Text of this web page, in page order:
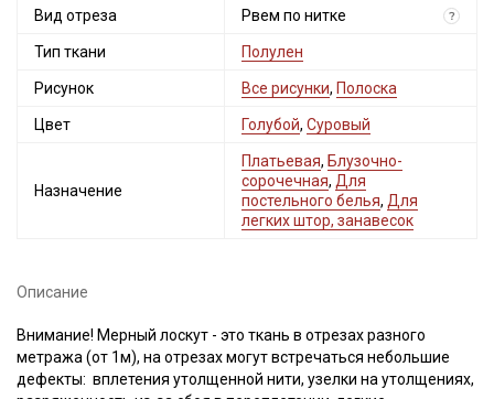
Вид отреза Рвем по нитке ?
Тип ткани Полулен
Рисунок Все рисунки, Полоска
Цвет Голубой, Суровый
Назначение
Платьевая, Блузочно-
сорочечная, Для
постельного белья, Для
легких штор, занавесок
Описание
Внимание! Мерный лоскут - это ткань в отрезах разного
метража (от 1м), на отрезах могут встречаться небольшие
дефекты: вплетения утолщенной нити, узелки на утолщениях,